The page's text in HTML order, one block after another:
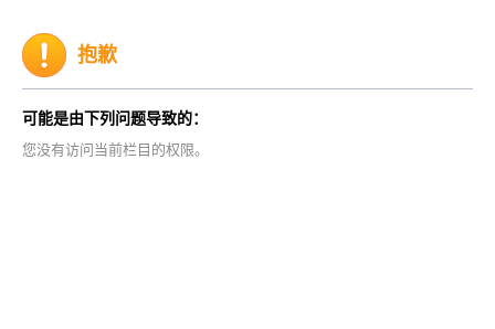
抱歉
可能是由下列问题导致的：
您没有访问当前栏目的权限。